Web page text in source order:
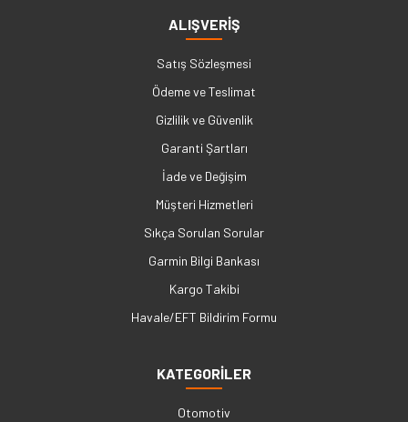
ALIŞVERİŞ
Satış Sözleşmesi
Ödeme ve Teslimat
Gizlilik ve Güvenlik
Garanti Şartları
İade ve Değişim
Müşteri Hizmetleri
Sıkça Sorulan Sorular
Garmin Bilgi Bankası
Kargo Takibi
Havale/EFT Bildirim Formu
KATEGORİLER
Otomotiv